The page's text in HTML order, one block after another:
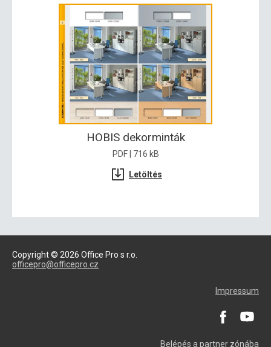
HOBIS dekorminták
PDF | 716 kB
Letöltés
Copyright © 2026 Office Pro s r.o.
officepro@officepro.cz
Impressum
Belépés a partner zónába